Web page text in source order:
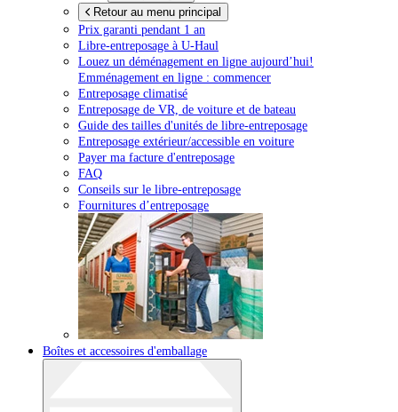
Retour au menu principal
Prix garanti pendant 1 an
Libre-entreposage à U-Haul
Louez un déménagement en ligne aujourd’hui!
Emménagement en ligne : commencer
Entreposage climatisé
Entreposage de VR, de voiture et de bateau
Guide des tailles d'unités de libre-entreposage
Entreposage extérieur/accessible en voiture
Payer ma facture d'entreposage
FAQ
Conseils sur le libre-entreposage
Fournitures d’entreposage
Boîtes et accessoires d'emballage